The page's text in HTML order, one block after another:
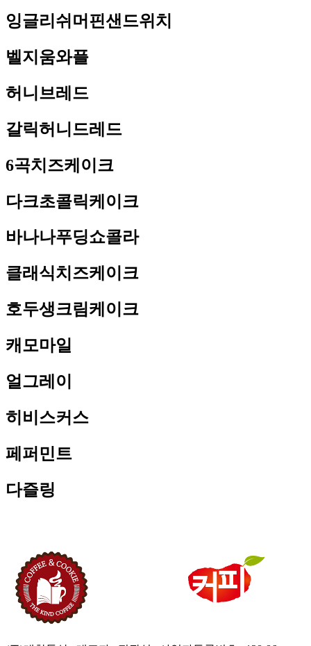
잉글리쉬머핀샌드위치
벨지움와플
허니브레드
갈릭허니드레드
6곡치즈케이크
다크초콜릭케이크
바나나푸딩쇼콜라
클래식치즈케이크
호두생크림케이크
캐모마일
얼그레이
히비스커스
페퍼민트
다즐링